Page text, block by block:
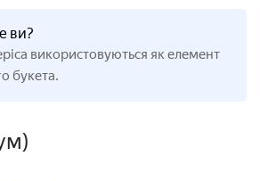
ви?
використовуються як елемент
букета.